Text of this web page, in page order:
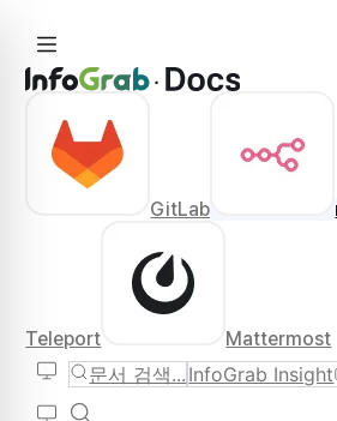
GitLab
Teleport Mattermost
문서 검색... InfoGrab Insight